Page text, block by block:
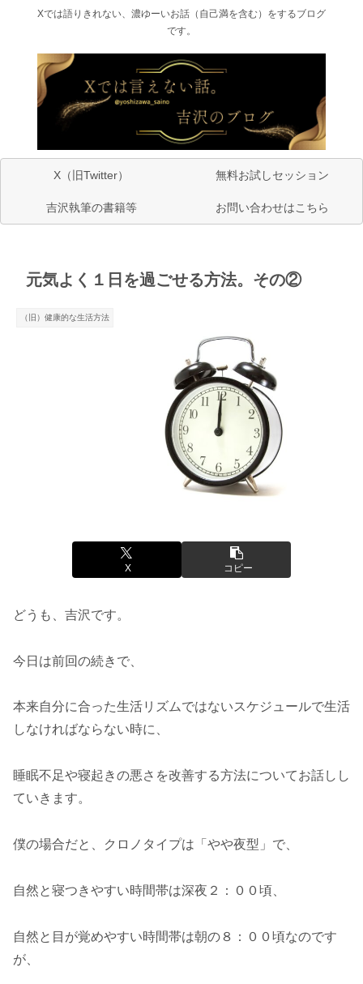
Xでは語りきれない、濃ゆーいお話（自己満を含む）をするブログ
です。
X（旧Twitter） 無料お試しセッション
吉沢執筆の書籍等 お問い合わせはこちら
元気よく１日を過ごせる方法。その②
（旧）健康的な生活方法
X コピー
どうも、吉沢です。
今日は前回の続きで、
本来自分に合った生活リズムではないスケジュールで生活
しなければならない時に、
睡眠不足や寝起きの悪さを改善する方法についてお話しし
ていきます。
僕の場合だと、クロノタイプは「やや夜型」で、
自然と寝つきやすい時間帯は深夜２：００頃、
自然と目が覚めやすい時間帯は朝の８：００頃なのです
が、